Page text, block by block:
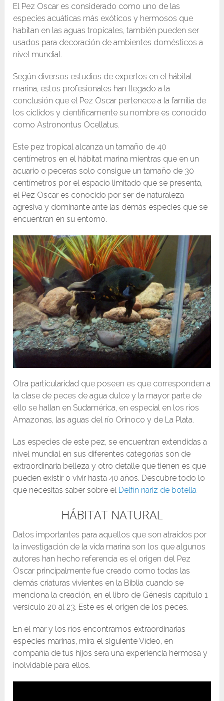
El Pez Oscar es considerado como uno de las
especies acuáticas más exóticos y hermosos que
habitan en las aguas tropicales, también pueden ser
usados para decoración de ambientes domésticos a
nivel mundial.
Según diversos estudios de expertos en el hábitat
marina, estos profesionales han llegado a la
conclusión que el Pez Oscar pertenece a la familia de
los cíclidos y científicamente su nombre es conocido
como Astronontus Ocellatus.
Este pez tropical alcanza un tamaño de 40
centímetros en el hábitat marina mientras que en un
acuario o peceras solo consigue un tamaño de 30
centímetros por el espacio limitado que se presenta,
el Pez Oscar es conocido por ser de naturaleza
agresiva y dominante ante las demás especies que se
encuentran en su entorno.
Otra particularidad que poseen es que corresponden a
la clase de peces de agua dulce y la mayor parte de
ello se hallan en Sudamérica, en especial en los ríos
Amazonas, las aguas del río Orinoco y de La Plata.
Las especies de este pez, se encuentran extendidas a
nivel mundial en sus diferentes categorías son de
extraordinaria belleza y otro detalle que tienen es que
pueden existir o vivir hasta 40 años. Descubre todo lo
que necesitas saber sobre el Delfín nariz de botella
HÁBITAT NATURAL
Datos importantes para aquellos que son atraídos por
la investigación de la vida marina son los que algunos
autores han hecho referencia es el origen del Pez
Oscar principalmente fue creado como todas las
demás criaturas vivientes en la Biblia cuando se
menciona la creación, en el libro de Génesis capítulo 1
versículo 20 al 23. Este es el origen de los peces.
En el mar y los ríos encontramos extraordinarias
especies marinas, mira el siguiente Vídeo, en
compañía de tus hijos sera una experiencia hermosa y
inolvidable para ellos.